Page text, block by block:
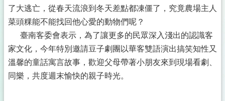
了大逃亡，從春天流浪到冬天差點都凍僵了，究竟農場主人
菜頭粿能不能找回他心愛的動物們呢？
臺南客委會表示，為了讓更多的民眾深入淺出的認識客
家文化，今年特別邀請豆子劇團以華客雙語演出搞笑知性又
溫馨的童話寓言故事，歡迎父母帶著小朋友來到現場看劇、
同樂，共度週末愉快的親子時光。